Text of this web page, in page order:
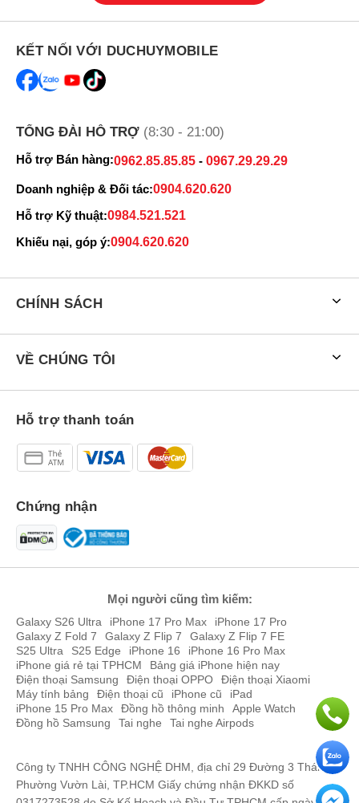
OPPO Reno7 Z 5G cũ
rõ nét, màu sắc cân bằng ổn định và sống động. Đặc biệt, màn
Hiệu năng OPPO Reno7 Z 5G cũ vượt trội
OPPO Reno7 Z 5G cũnâng cấp con chip Snapdragon 695 5G,
đây là con chip được xem khá ổn áp và được nhiều hãng ưu ái
lượng 128GB đáp ứng tốt các nhu cầu hằng ngày của người dùng.
Với hiệu năng này bạn cũng có thể chơi game thoải mái mà mượt
mà. Thử nghiệm trên game Liên Quân Mobile cho thấy dù bạn chơi
ở mức thiết lập cao nhất vẫn ổn định, không có hiện tường giật hay
Super VOOC 33 W tiết kiệm thời gian chỉ trong vòng 75phút là đầy
100% pin.
Camera OPPO Reno7 Z 5G cũ siêu lung linh
Hệ thống camera gồm 3 ống kính chất lượng có thông số lần lượt
là:
Ống kính chính độ phân giải 64MP
Ống kính Macro độ phân giải 2MP
Trong đó có tính năng Bokeh Flare và màu AI giúp bạn có những
bức ảnh chân dung ấn tượng như máy cơ. Khi chụp ban ngày thì
ánh sáng chân thật, màu sắc tươi tắn bạn không cần chỉnh qua
KẾT NỐI VỚI DUCHUYMOBILE
TỔNG ĐÀI HỖ TRỢ (8:30 - 21:00)
Hỗ trợ Bán hàng:0962.85.85.85 - 0967.29.29.29
Doanh nghiệp & Đối tác:0904.620.620
Hỗ trợ Kỹ thuật:0984.521.521
Khiếu nại, góp ý:0904.620.620
CHÍNH SÁCH
VỀ CHÚNG TÔI
Hỗ trợ thanh toán
Chứng nhận
Mọi người cũng tìm kiếm:
Galaxy S26 Ultra iPhone 17 Pro Max
iPhone 17 Pro
Galaxy Z Fold 7
Galaxy Z Flip 7
Galaxy Z Flip 7 FE
S25 Ultra
S25 Edge iPhone 16
iPhone 16 Pro Max
iPhone giá rẻ tại TPHCM
Bảng giá iPhone hiện nay
Điện thoại Samsung
Điện thoại OPPO
Điện thoại Xiaomi
Máy tính bảng
Điện thoại cũ iPhone cũ
iPad
iPhone 15 Pro Max
Đồng hồ thông minh
Apple Watch
Đồng hồ Samsung
Tai nghe Tai nghe Airpods
Công ty TNHH CÔNG NGHỆ DHM, địa chỉ 29 Đường 3 Tháng 2,
Phường Vườn Lài, TP.HCM Giấy chứng nhận ĐKKD số